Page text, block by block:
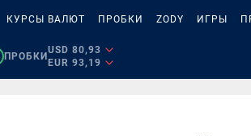
КУРСЫ ВАЛЮТ ПРОБКИ ZODY ИГРЫ
ПРОБКИ
USD 80,93
EUR 93,19